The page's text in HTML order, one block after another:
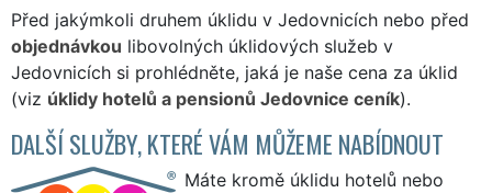
Před jakýmkoli druhem úklidu v Jedovnicích nebo před
objednávkou libovolných úklidových služeb v
Jedovnicích si prohlédněte, jaká je naše cena za úklid
(viz úklidy hotelů a pensionů Jedovnice ceník).
DALŠÍ SLUŽBY, KTERÉ VÁM MŮŽEME NABÍDNOUT
Máte kromě úklidu hotelů nebo